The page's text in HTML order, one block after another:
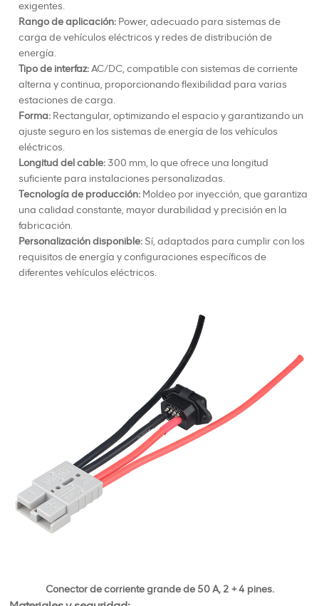
exigentes.
Rango de aplicación: Power, adecuado para sistemas de
carga de vehículos eléctricos y redes de distribución de
energía.
Tipo de interfaz:AC/DC, compatible con sistemas de corriente
alterna y continua, proporcionando flexibilidad para varias
estaciones de carga.
Forma: Rectangular, optimizando el espacio y garantizando un
ajuste seguro en los sistemas de energía de los vehículos
eléctricos.
Longitud del cable: 300 mm, lo que ofrece una longitud
suficiente para instalaciones personalizadas.
Tecnología de producción: Moldeo por inyección, que garantiza
una calidad constante, mayor durabilidad y precisión en la
fabricación.
Personalización disponible: Sí, adaptados para cumplir con los
requisitos de energía y configuraciones específicos de
diferentes vehículos eléctricos.
Conector de corriente grande de 50 A, 2 + 4 pines.